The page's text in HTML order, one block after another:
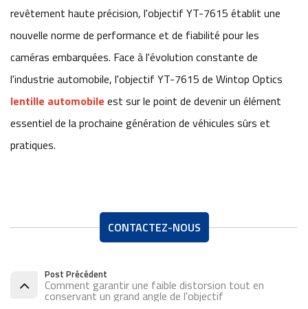
revêtement haute précision, l'objectif YT-7615 établit une
nouvelle norme de performance et de fiabilité pour les
caméras embarquées. Face à l'évolution constante de
l'industrie automobile, l'objectif YT-7615 de Wintop Optics
lentille automobile est sur le point de devenir un élément
essentiel de la prochaine génération de véhicules sûrs et
pratiques.
CONTACTEZ-NOUS
Post Précédent
Comment garantir une faible distorsion tout en
conservant un grand angle de l'objectif